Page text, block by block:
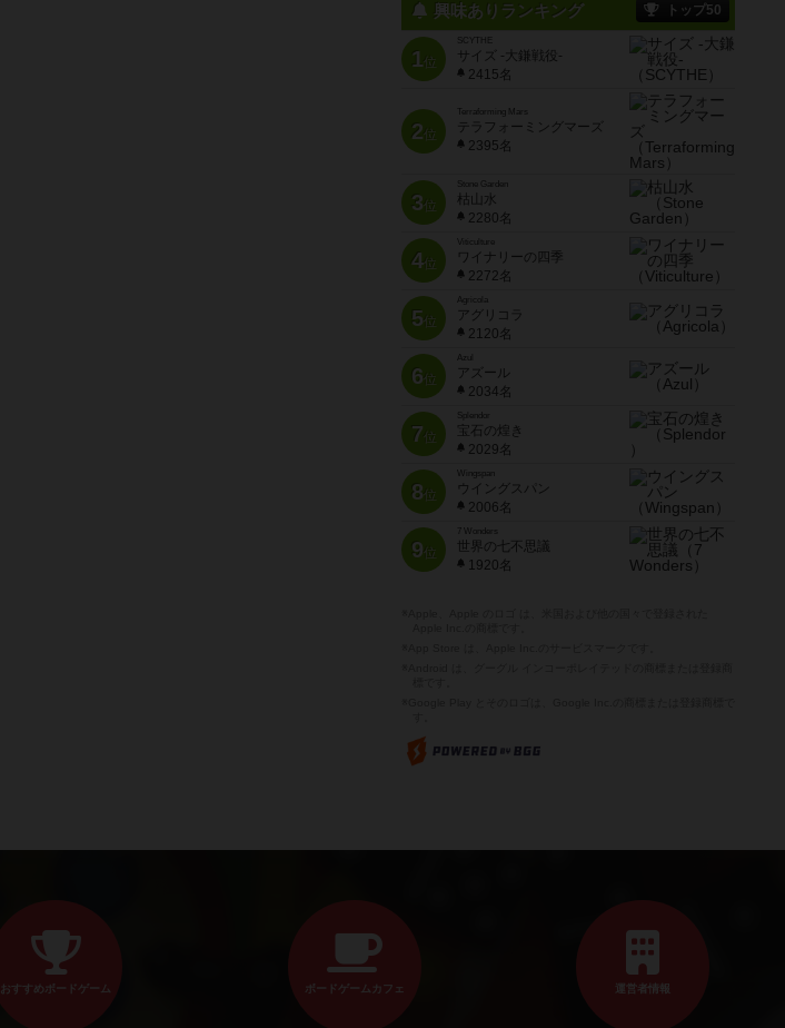
興味ありランキング トップ50
1位
SCYTHE
サイズ -大鎌戦役-
2415名
2位
Terraforming Mars
テラフォーミングマーズ
2395名
3位
Stone Garden
枯山水
2280名
4位
Viticulture
ワイナリーの四季
2272名
5位
Agricola
アグリコラ
2120名
6位
Azul
アズール
2034名
7位
宝石の煌き
2029名
8位
Wingspan
ウイングスパン
2006名
9位
7 Wonders
世界の七不思議
1920名
おすすめボードゲーム ボードゲームカフェ 運営者情報